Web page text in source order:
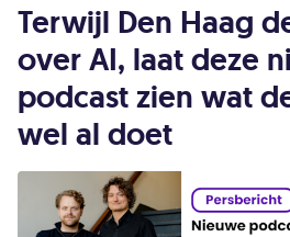
Terwijl Den Haag
over AI, laat deze
podcast zien wat
wel al doet